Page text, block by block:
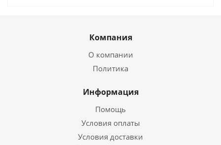
Компания
О компании
Политика
Информация
Помощь
Условия оплаты
Условия доставки